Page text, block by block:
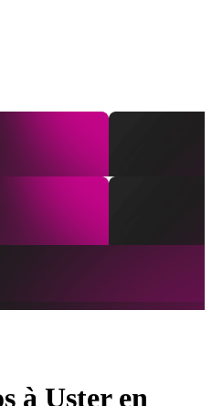
à Usteren